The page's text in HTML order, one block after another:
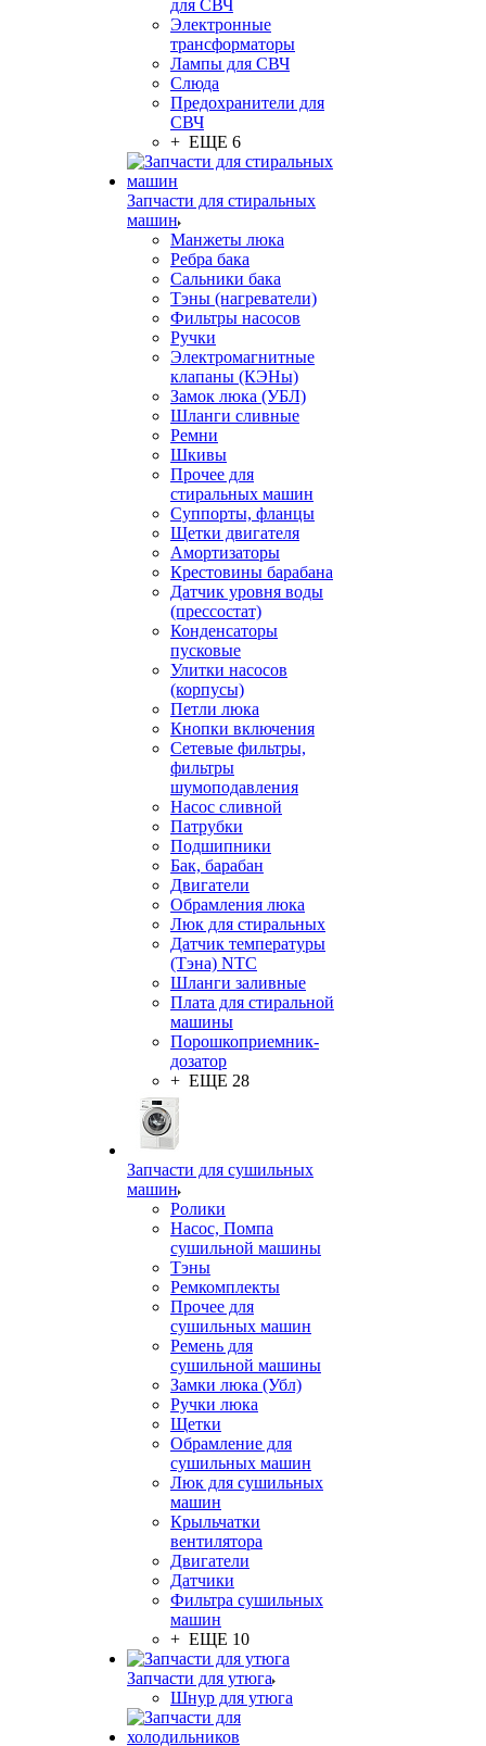
для СВЧ
Электронные
трансформаторы
Лампы для СВЧ
Слюда
Предохранители для
СВЧ
+ ЕЩЕ 6
Запчасти для стиральных
машин
Манжеты люка
Ребра бака
Сальники бака
Тэны (нагреватели)
Фильтры насосов
Ручки
Электромагнитные
клапаны (КЭНы)
Замок люка (УБЛ)
Шланги сливные
Ремни
Шкивы
Прочее для
стиральных машин
Суппорты, фланцы
Щетки двигателя
Амортизаторы
Крестовины барабана
Датчик уровня воды
(прессостат)
Конденсаторы
пусковые
Улитки насосов
(корпусы)
Петли люка
Кнопки включения
Сетевые фильтры,
фильтры
шумоподавления
Насос сливной
Патрубки
Подшипники
Бак, барабан
Двигатели
Обрамления люка
Люк для стиральных
Датчик температуры
(Тэна) NTC
Шланги заливные
Плата для стиральной
машины
Порошкоприемник-
дозатор
+ ЕЩЕ 28
Запчасти для сушильных
машин
Ролики
Насос, Помпа
сушильной машины
Тэны
Ремкомплекты
Прочее для
сушильных машин
Ремень для
сушильной машины
Замки люка (Убл)
Ручки люка
Щетки
Обрамление для
сушильных машин
Люк для сушильных
машин
Крыльчатки
вентилятора
Двигатели
Датчики
Фильтра сушильных
машин
+ ЕЩЕ 10
Запчасти для утюга
Шнур для утюга